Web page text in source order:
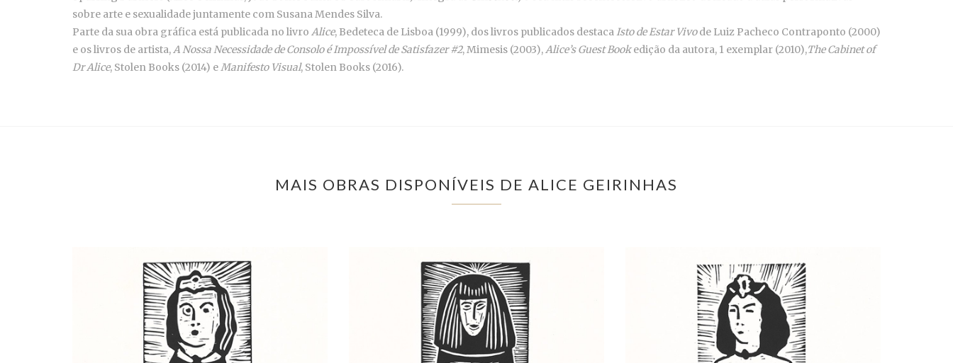
sobre arte e sexualidade juntamente com Susana Mendes Silva.
Parte da sua obra gráfica está publicada no livro Alice, Bedeteca de Lisboa (1999), dos livros publicados destaca Isto de Estar Vivode Luiz Pacheco Contraponto (2000)
e os livros de artista, A Nossa Necessidade de Consolo é Impossível de Satisfazer #2, Mimesis (2003), Alice’s Guest Bookedição da autora, 1 exemplar (2010),The Cabinet of
Dr Alice, Stolen Books (2014) e Manifesto Visual, Stolen Books (2016).
MAIS OBRAS DISPONÍVEIS DE ALICE GEIRINHAS